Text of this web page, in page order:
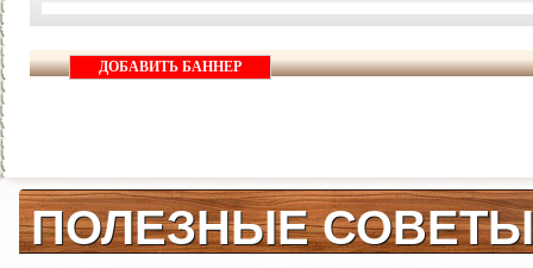
ДОБАВИТЬ БАННЕР
ПОЛЕЗНЫЕ СОВЕТЫ